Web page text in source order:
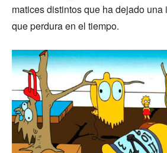
matices distintos que ha dejado
que perdura en el tiempo.